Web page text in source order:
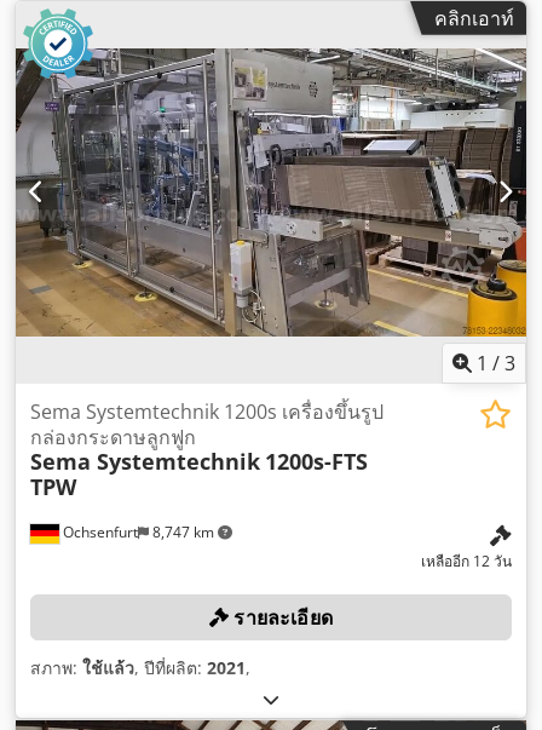
คลิกเอาท์
1 /3
Ochsenfurt 8,747 km
Sema Systemtechnik 1200s เครื่องขึ้นรูป
กล่องกระดาษลูกฟูก
Sema Systemtechnik 1200s-FTS
TPW
เหลืออีก 12 วัน
รายละเอียด
สภาพ: ใช้แล้ว, ปีที่ผลิต: 2021,